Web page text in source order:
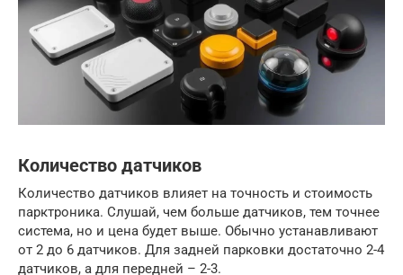
Количество датчиков
Количество датчиков влияет на точность и стоимость
парктроника. Слушай, чем больше датчиков, тем точнее
система, но и цена будет выше. Обычно устанавливают
от 2 до 6 датчиков. Для задней парковки достаточно 2-4
датчиков, а для передней – 2-3.